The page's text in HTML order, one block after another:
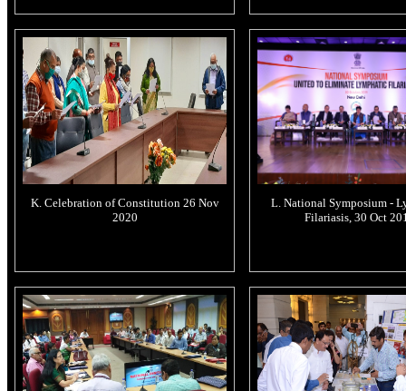
K. Celebration of Constitution 26 Nov
2020
L. National Symposium -
Filariasis, 30 Oct